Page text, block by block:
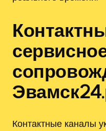
Контактные каналы